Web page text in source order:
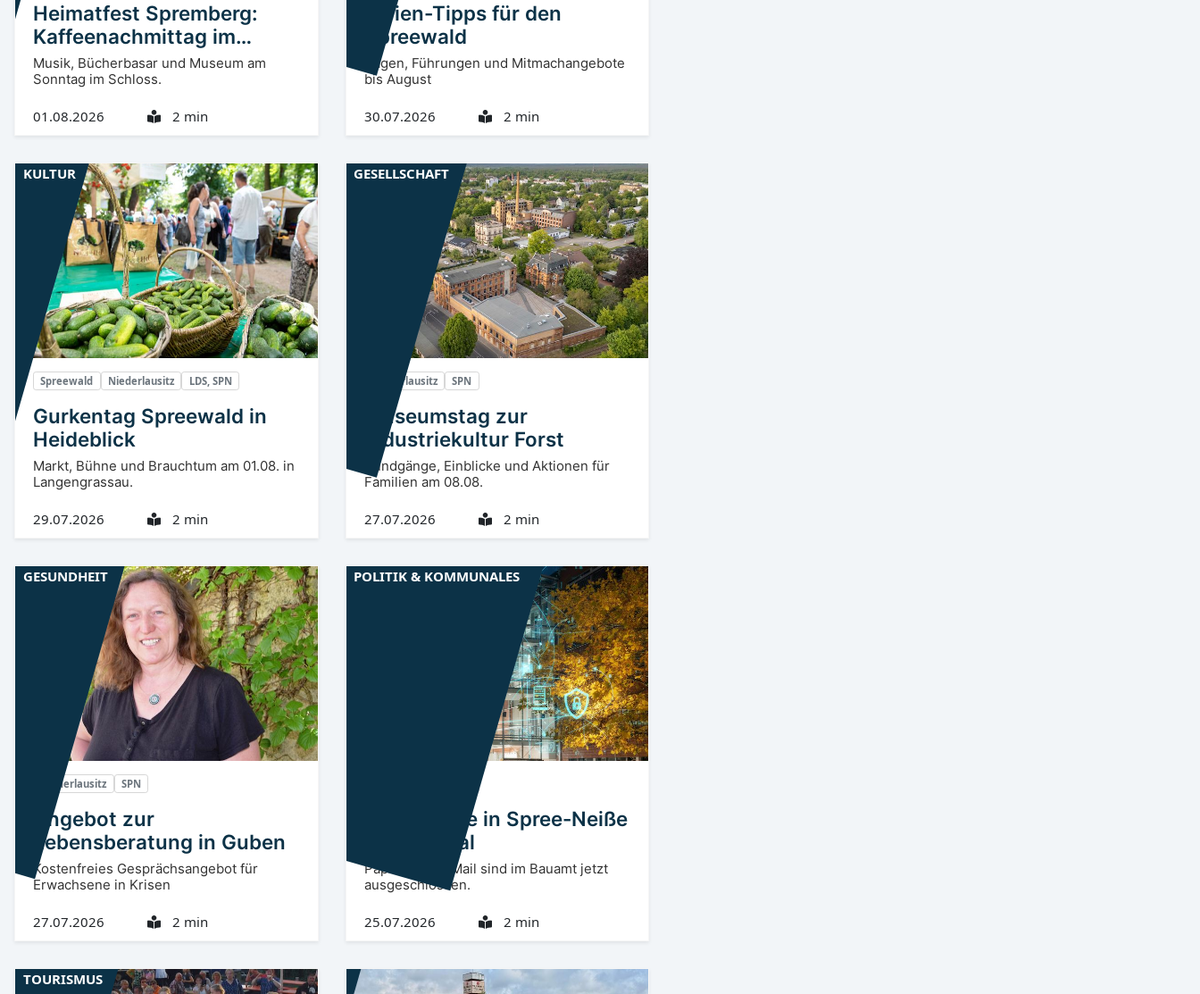
Heimatfest Spremberg:
Kaffeenachmittag im
Schlosshof
Musik, Bücherbasar und Museum am
Sonntag im Schloss.
01.08.2026 2 min
Ferien-Tipps für den
Spreewald
Sagen, Führungen und Mitmachangebote
bis August
30.07.2026 2 min
Spreewald Niederlausitz LDS, SPN
Gurkentag Spreewald in
Heideblick
Markt, Bühne und Brauchtum am 01.08. in
Langengrassau.
29.07.2026 2 min
KULTUR
Niederlausitz SPN
Museumstag zur
Industriekultur Forst
Rundgänge, Einblicke und Aktionen für
Familien am 08.08.
27.07.2026 2 min
GESELLSCHAFT
Niederlausitz SPN
Angebot zur
Lebensberatung in Guben
Kostenfreies Gesprächsangebot für
Erwachsene in Krisen
27.07.2026 2 min
GESUNDHEIT
Bauanträge in Spree-Neiße
jetzt digital
Papier und E-Mail sind im Bauamt jetzt
ausgeschlossen.
25.07.2026 2 min
POLITIK & KOMMUNALES
TOURISMUS